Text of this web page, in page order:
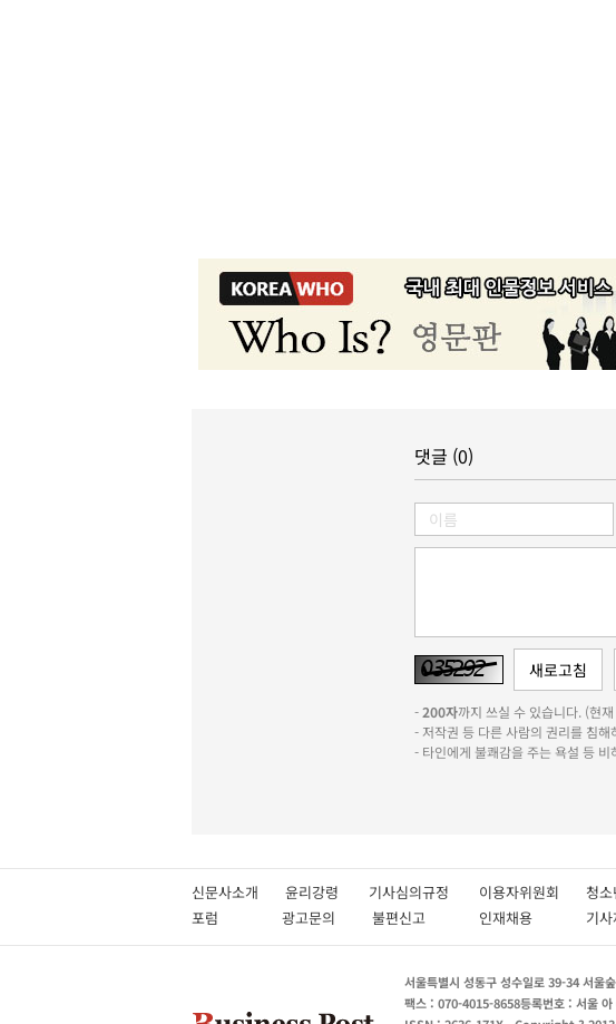
댓글 (0)
-200자까지 쓰실 수 있습니다. (현
- 저작권 등 다른 사람의 권리를 침
- 타인에게 불쾌감을 주는 욕설 등
신문사소개 윤리강령 기사심의규정 이용자위원회 청
포럼
광고문의 불편신고 인재채용 기
서울특별시 성동구 성수일로 39-34 서울
팩스 : 070-4015-8658등록번호 : 서울